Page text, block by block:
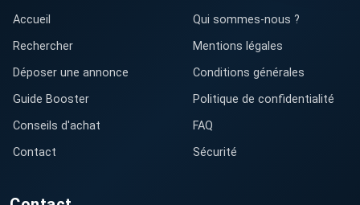
Accueil
Rechercher
Déposer une annonce
Guide Booster
Conseils d'achat
Contact
Qui sommes-nous ?
Mentions légales
Conditions générales
Politique de confidentialité
FAQ
Sécurité